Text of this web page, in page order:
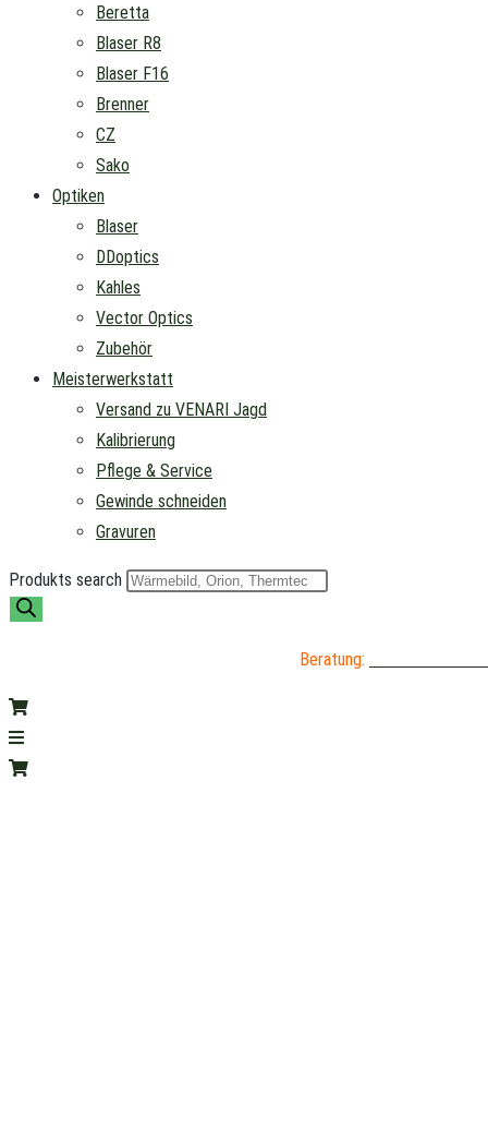
Beretta
Blaser R8
Blaser F16
Brenner
CZ
Sako
Optiken
Blaser
DDoptics
Kahles
Vector Optics
Zubehör
Meisterwerkstatt
Versand zu VENARI Jagd
Kalibrierung
Pflege & Service
Gewinde schneiden
Gravuren
Produkts search
Beratung: